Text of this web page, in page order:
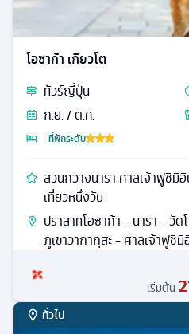
โอซาก้า เกียวโต
ทัวร์ญี่ปุ่น
ก.ย. / ต.ค.
ที่พักระดับ
สวนกวางนารา ศาลเจ้าฟูชิมิ
เที่ยวหนึ่งวัน
ปราสาทโอซาก้า - นารา - วั
ภูเขาวากากุสะ - ศาลเจ้าฟูชิ
เริ่มต้น
ทั่วไป